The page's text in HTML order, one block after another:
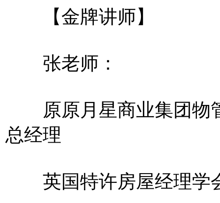
【金牌讲师】
张老师：
原原月星商业集团物
总经理
英国特许房屋经理学